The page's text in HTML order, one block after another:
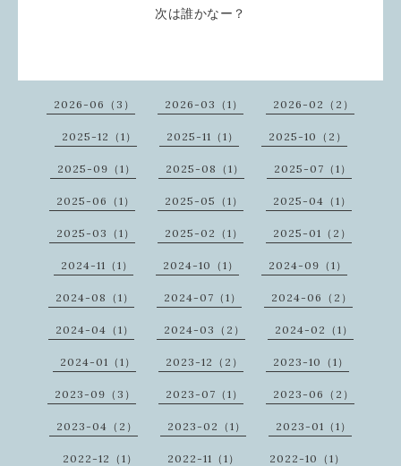
次は誰かなー？
2026-06（3） 2026-03（1） 2026-02（2）
2025-12（1） 2025-11（1） 2025-10（2）
2025-09（1） 2025-08（1） 2025-07（1）
2025-06（1） 2025-05（1） 2025-04（1）
2025-03（1） 2025-02（1） 2025-01（2）
2024-11（1） 2024-10（1） 2024-09（1）
2024-08（1） 2024-07（1） 2024-06（2）
2024-04（1） 2024-03（2） 2024-02（1）
2024-01（1） 2023-12（2） 2023-10（1）
2023-09（3） 2023-07（1） 2023-06（2）
2023-04（2） 2023-02（1） 2023-01（1）
2022-12（1） 2022-11（1） 2022-10（1）